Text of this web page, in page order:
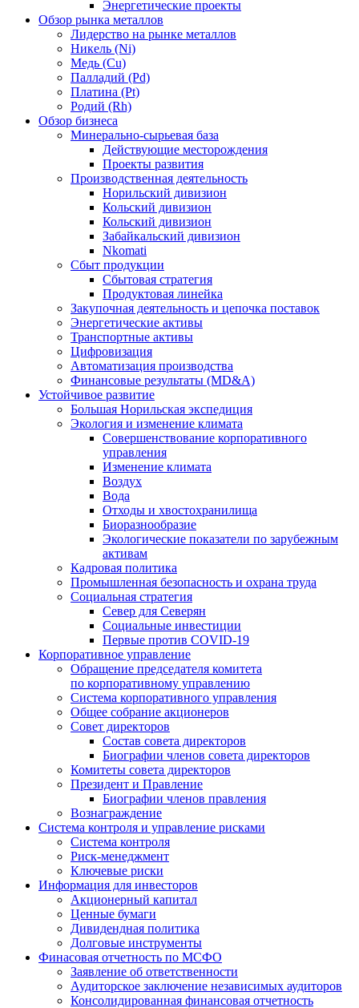
Энергетические проекты
Обзор рынка металлов
Лидерство на рынке металлов
Никель (Ni)
Медь (Cu)
Палладий (Pd)
Платина (Pt)
Родий (Rh)
Обзор бизнеса
Минерально-сырьевая база
Действующие месторождения
Проекты развития
Производственная деятельность
Норильский дивизион
Кольский дивизион
Кольский дивизион
Забайкальский дивизион
Nkomati
Сбыт продукции
Сбытовая стратегия
Продуктовая линейка
Закупочная деятельность и цепочка поставок
Энергетические активы
Транспортные активы
Цифровизация
Автоматизация производства
Финансовые результаты (MD&A)
Устойчивое развитие
Большая Норильская экспедиция
Экология и изменение климата
Совершенствование корпоративного
управления
Изменение климата
Воздух
Вода
Отходы и хвостохранилища
Биоразнообразие
Экологические показатели по зарубежным
активам
Кадровая политика
Промышленная безопасность и охрана труда
Социальная стратегия
Север для Северян
Социальные инвестиции
Первые против COVID‑19
Корпоративное управление
Обращение председателя комитета
по корпоративному управлению
Система корпоративного управления
Общее собрание акционеров
Совет директоров
Состав совета директоров
Биографии членов совета директоров
Комитеты совета директоров
Президент и Правление
Биографии членов правления
Вознаграждение
Система контроля и управление рисками
Система контроля
Риск-менеджмент
Ключевые риски
Информация для инвесторов
Акционерный капитал
Ценные бумаги
Дивидендная политика
Долговые инструменты
Финасовая отчетность по МСФО
Заявление об ответственности
Аудиторское заключение независимых аудиторов
Консолидированная финансовая отчетность